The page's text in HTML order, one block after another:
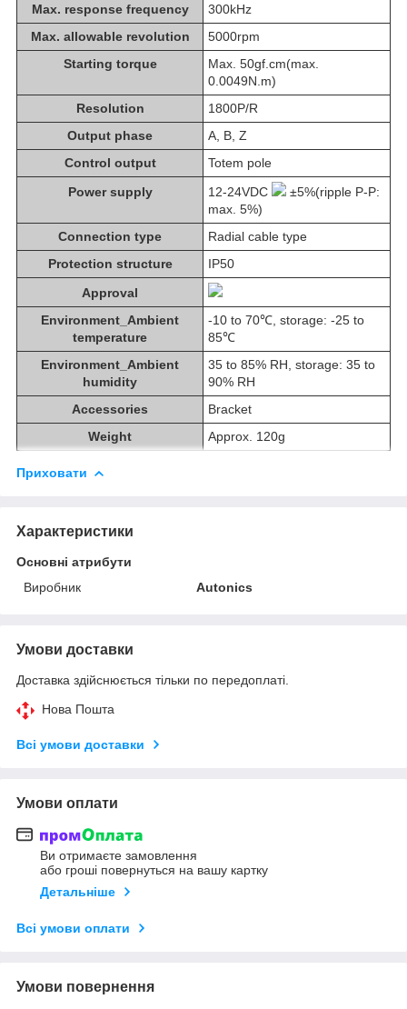
Max. response frequency
300kHz
Max. allowable revolution
5000rpm
Starting torque
Max. 50gf.cm(max.
0.0049N.m)
Resolution
1800P/R
Output phase
A, B, Z
Control output
Totem pole
Power supply
12-24VDC
±5%(ripple P-P:
max. 5%)
Connection type
Radial cable type
Protection structure
IP50
Approval
Environment_Ambient
temperature
-10 to 70℃, storage: -25 to
85℃
Environment_Ambient
humidity
35 to 85% RH, storage: 35 to
90% RH
Accessories
Bracket
Weight
Approx. 120g
Приховати
Характеристики
Основні атрибути
Виробник
Autonics
Умови доставки
Доставка здійснюється тільки по передоплаті.
Нова Пошта
Всі умови доставки
Умови оплати
Ви отримаєте замовлення
або гроші повернуться на вашу картку
Детальніше
Всі умови оплати
Умови повернення